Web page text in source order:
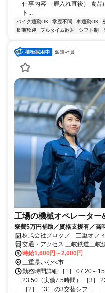
仕事内容 （雇入れ直後） 食
ト...
バイク通勤OK 学歴不問 車通勤OK
長期歓迎
フルタイム歓迎 シフト制
派遣社員
工場の機械オペレーター
寮費5万円補助／資格支援有／高
株式会社グロップ 三重オフ
交通・アクセス 三岐鉄道三岐
時給1,600円～2,000円
三重県いなべ市
勤務時間詳細 ［1］ 07:20～
23:50（実働7.5時間） ［3］
［2］［3］ の3交替シフ...